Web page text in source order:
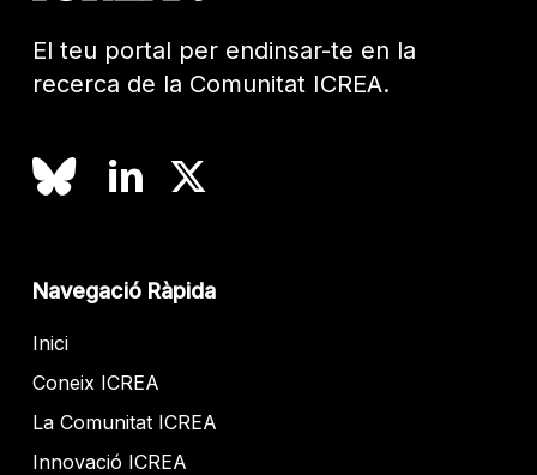
El teu portal per endinsar-te en la
recerca de la Comunitat ICREA.
Navegació Ràpida
Inici
Coneix ICREA
La Comunitat ICREA
Innovació ICREA